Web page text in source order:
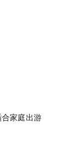
家庭出游